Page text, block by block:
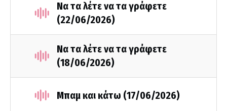
Να τα λέτε να τα γράφετε
(22/06/2026)
Να τα λέτε να τα γράφετε
(18/06/2026)
Μπαμ και κάτω (17/06/2026)